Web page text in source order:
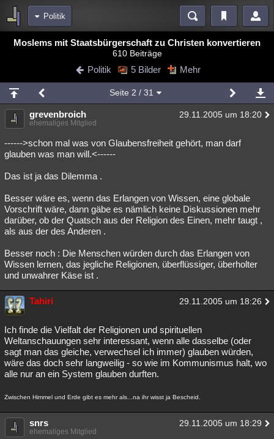
Politik
Bereiche
Blogs Videos
Chat Wiki Neuigkeiten
meine Rubriken
Menschen Wissenschaft Mystery Kriminalfälle
Spiritualität Verschwörungen Technologie Ufologie
weitere Rubriken
Philosophie Träume Orte Esoterik Literatur
Astronomie Helpdesk Gruppen Gaming Filme
Musik Clash Verbesserungen Allmystery English
Übersichten
Lesenswert
Moslems mit Staatsbürgerschaft zu Christen konvertieren
610 Beiträge
Politik 5 Bilder Mehr
Seite 2 / 31
grevenbroich 29.11.2005 um 18:20
ehemaliges Mitglied
------>schon mal was von Glaubensfreiheit gehört, man darf
glauben was man will.<------
Das ist ja das Dilemma .
Besser wäre es, wenn das Erlangen von Wissen, eine globale
Vorschrift wäre, dann gäbe es nämlich keine Diskussionen mehr
darüber, ob der Quatsch aus der Religion des Einen, mehr taugt ,
als aus der des Anderen .
Besser noch : Die Menschen würden durch das Erlangen von
Wissen lernen, das jegliche Religionen, überflüssiger, überholter
und unwahrer Käse ist .
Tahiri 29.11.2005 um 18:26
Ich finde die Vielfalt der Religionen und spirituellen
Weltanschauungen sehr interessant, wenn alle dasselbe (oder
sagt man das gleiche, verwechsel ich immer) glauben würden,
wäre das doch sehr langweilig - so wie im Kommunismus halt, wo
alle nur an ein System glauben durften.
Zwischen Himmel und Erde gibt es mehr als...na ihr wisst ja Bescheid.
snrs 29.11.2005 um 18:29
ehemaliges Mitglied